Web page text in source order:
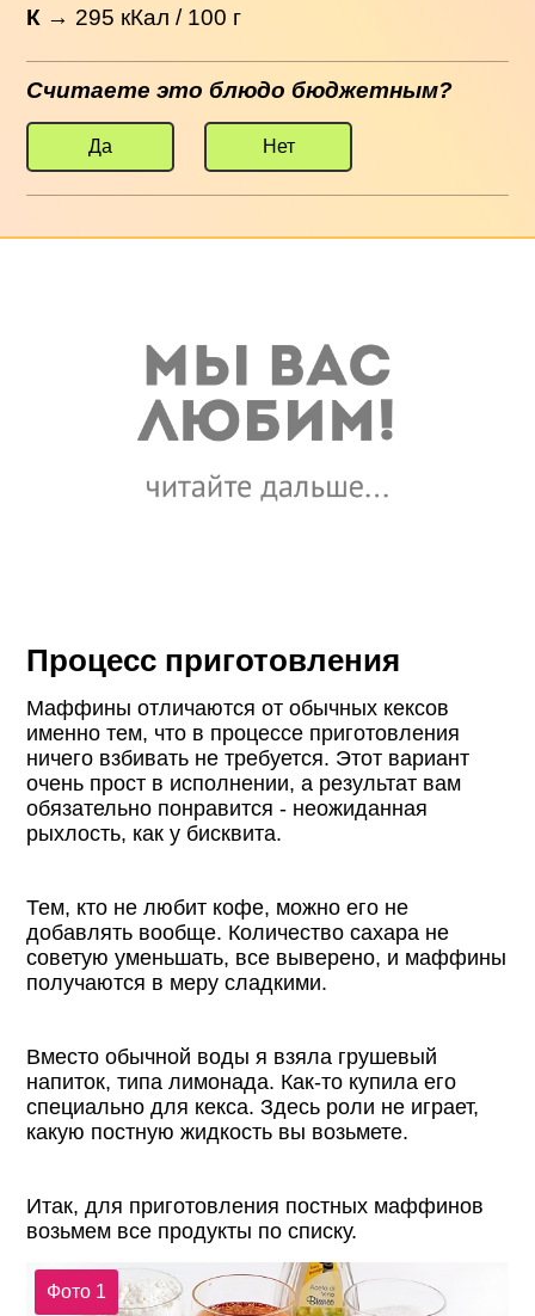
К → 295 кКал / 100 г
Считаете это блюдо бюджетным?
Да Нет
Процесс приготовления
Маффины отличаются от обычных кексов
именно тем, что в процессе приготовления
ничего взбивать не требуется. Этот вариант
очень прост в исполнении, а результат вам
обязательно понравится - неожиданная
рыхлость, как у бисквита.
Тем, кто не любит кофе, можно его не
добавлять вообще. Количество сахара не
советую уменьшать, все выверено, и маффины
получаются в меру сладкими.
Вместо обычной воды я взяла грушевый
напиток, типа лимонада. Как-то купила его
специально для кекса. Здесь роли не играет,
какую постную жидкость вы возьмете.
Итак, для приготовления постных маффинов
возьмем все продукты по списку.
Фото 1